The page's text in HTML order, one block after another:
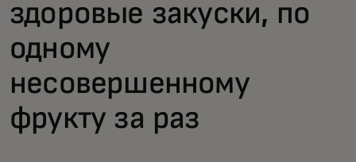
здоровые закуски, по
одному
несовершенному
фрукту за раз